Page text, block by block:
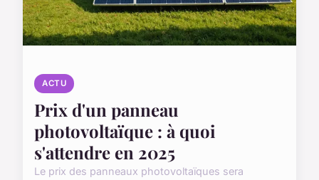
ACTU
Prix d'un panneau
photovoltaïque : à quoi
s'attendre en 2025
Le prix des panneaux photovoltaïques sera